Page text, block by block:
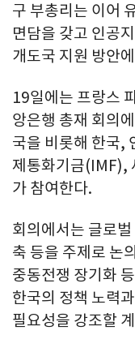
구 부총리는 이어
면담을 갖고 인공
개도국 지원 방안
19일에는 프랑스
앙은행 총재 회의
국을 비롯해 한국,
제통화기금(IMF),
가 참여한다.
회의에서는 글로
축 등을 주제로 논
중동전쟁 장기화
한국의 정책 노력
필요성을 강조할